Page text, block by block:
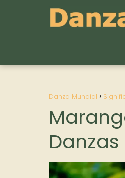
Danza Mundial